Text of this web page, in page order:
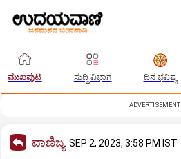
ಮುಖಪುಟ ಸುದ್ದಿ ವಿಭಾಗ ದಿನ ಭವಿಷ್ಯ
ADVERTISEMENT
ವಾಣಿಜ್ಯ SEP 2, 2023, 3:58 PM IST